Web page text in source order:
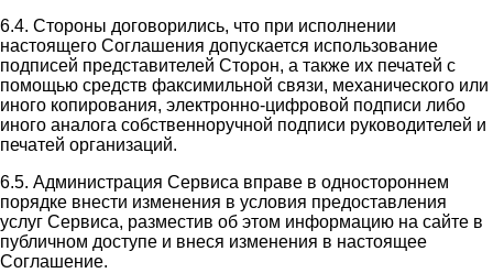
6.4. Стороны договорились, что при исполнении
настоящего Соглашения допускается использование
подписей представителей Сторон, а также их печатей с
помощью средств факсимильной связи, механического или
иного копирования, электронно-цифровой подписи либо
иного аналога собственноручной подписи руководителей и
печатей организаций.
6.5. Администрация Сервиса вправе в одностороннем
порядке внести изменения в условия предоставления
услуг Сервиса, разместив об этом информацию на сайте в
публичном доступе и внеся изменения в настоящее
Соглашение.